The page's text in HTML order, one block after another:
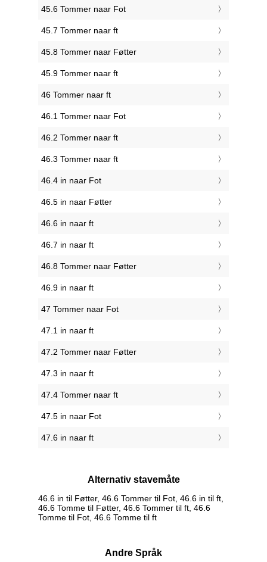
45.6 Tommer naar Fot
45.7 Tommer naar ft
45.8 Tommer naar Føtter
45.9 Tommer naar ft
46 Tommer naar ft
46.1 Tommer naar Fot
46.2 Tommer naar ft
46.3 Tommer naar ft
46.4 in naar Fot
46.5 in naar Føtter
46.6 in naar ft
46.7 in naar ft
46.8 Tommer naar Føtter
46.9 in naar ft
47 Tommer naar Fot
47.1 in naar ft
47.2 Tommer naar Føtter
47.3 in naar ft
47.4 Tommer naar ft
47.5 in naar Fot
47.6 in naar ft
Alternativ stavemåte
46.6 in til Føtter, 46.6 Tommer til Fot, 46.6 in til ft,
46.6 Tomme til Føtter, 46.6 Tommer til ft, 46.6
Tomme til Fot, 46.6 Tomme til ft
Andre Språk